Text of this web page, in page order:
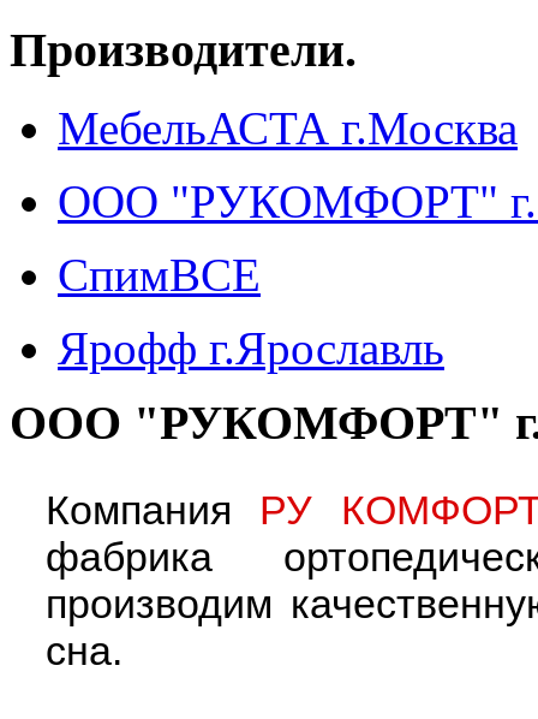
Производители.
МебельАСТА г.Москва
ООО "РУКОМФОРТ"
СпимВСЕ
Ярофф г.Ярославль
ООО "РУКОМФОРТ"
Компания РУ
фабрика
производим
сна.